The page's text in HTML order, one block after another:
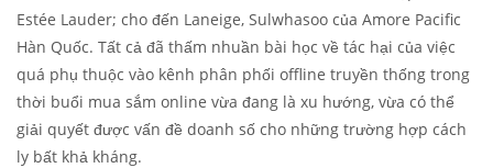
Estée Lauder; cho đến Laneige, Sulwhasoo của Amore Pacific
Hàn Quốc. Tất cả đã thấm nhuần bài học về tác hại của việc
quá phụ thuộc vào kênh phân phối offline truyền thống trong
thời buổi mua sắm online vừa đang là xu hướng, vừa có thể
giải quyết được vấn đề doanh số cho những trường hợp cách
ly bất khả kháng.